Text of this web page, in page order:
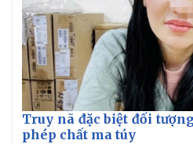
Truy nã đặc biệt đối
phép chất ma túy